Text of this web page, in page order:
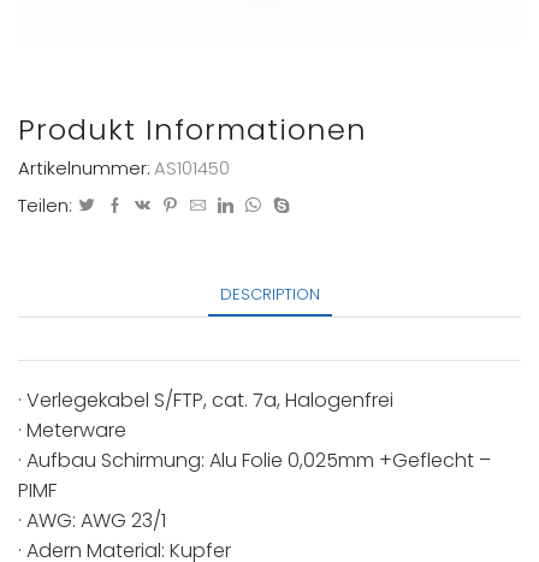
Produkt Informationen
Artikelnummer:AS101450
Teilen:
DESCRIPTION
· Verlegekabel S/FTP, cat. 7a, Halogenfrei
· Meterware
· Aufbau Schirmung: Alu Folie 0,025mm +Geflecht –
PIMF
· AWG: AWG 23/1
· Adern Material: Kupfer